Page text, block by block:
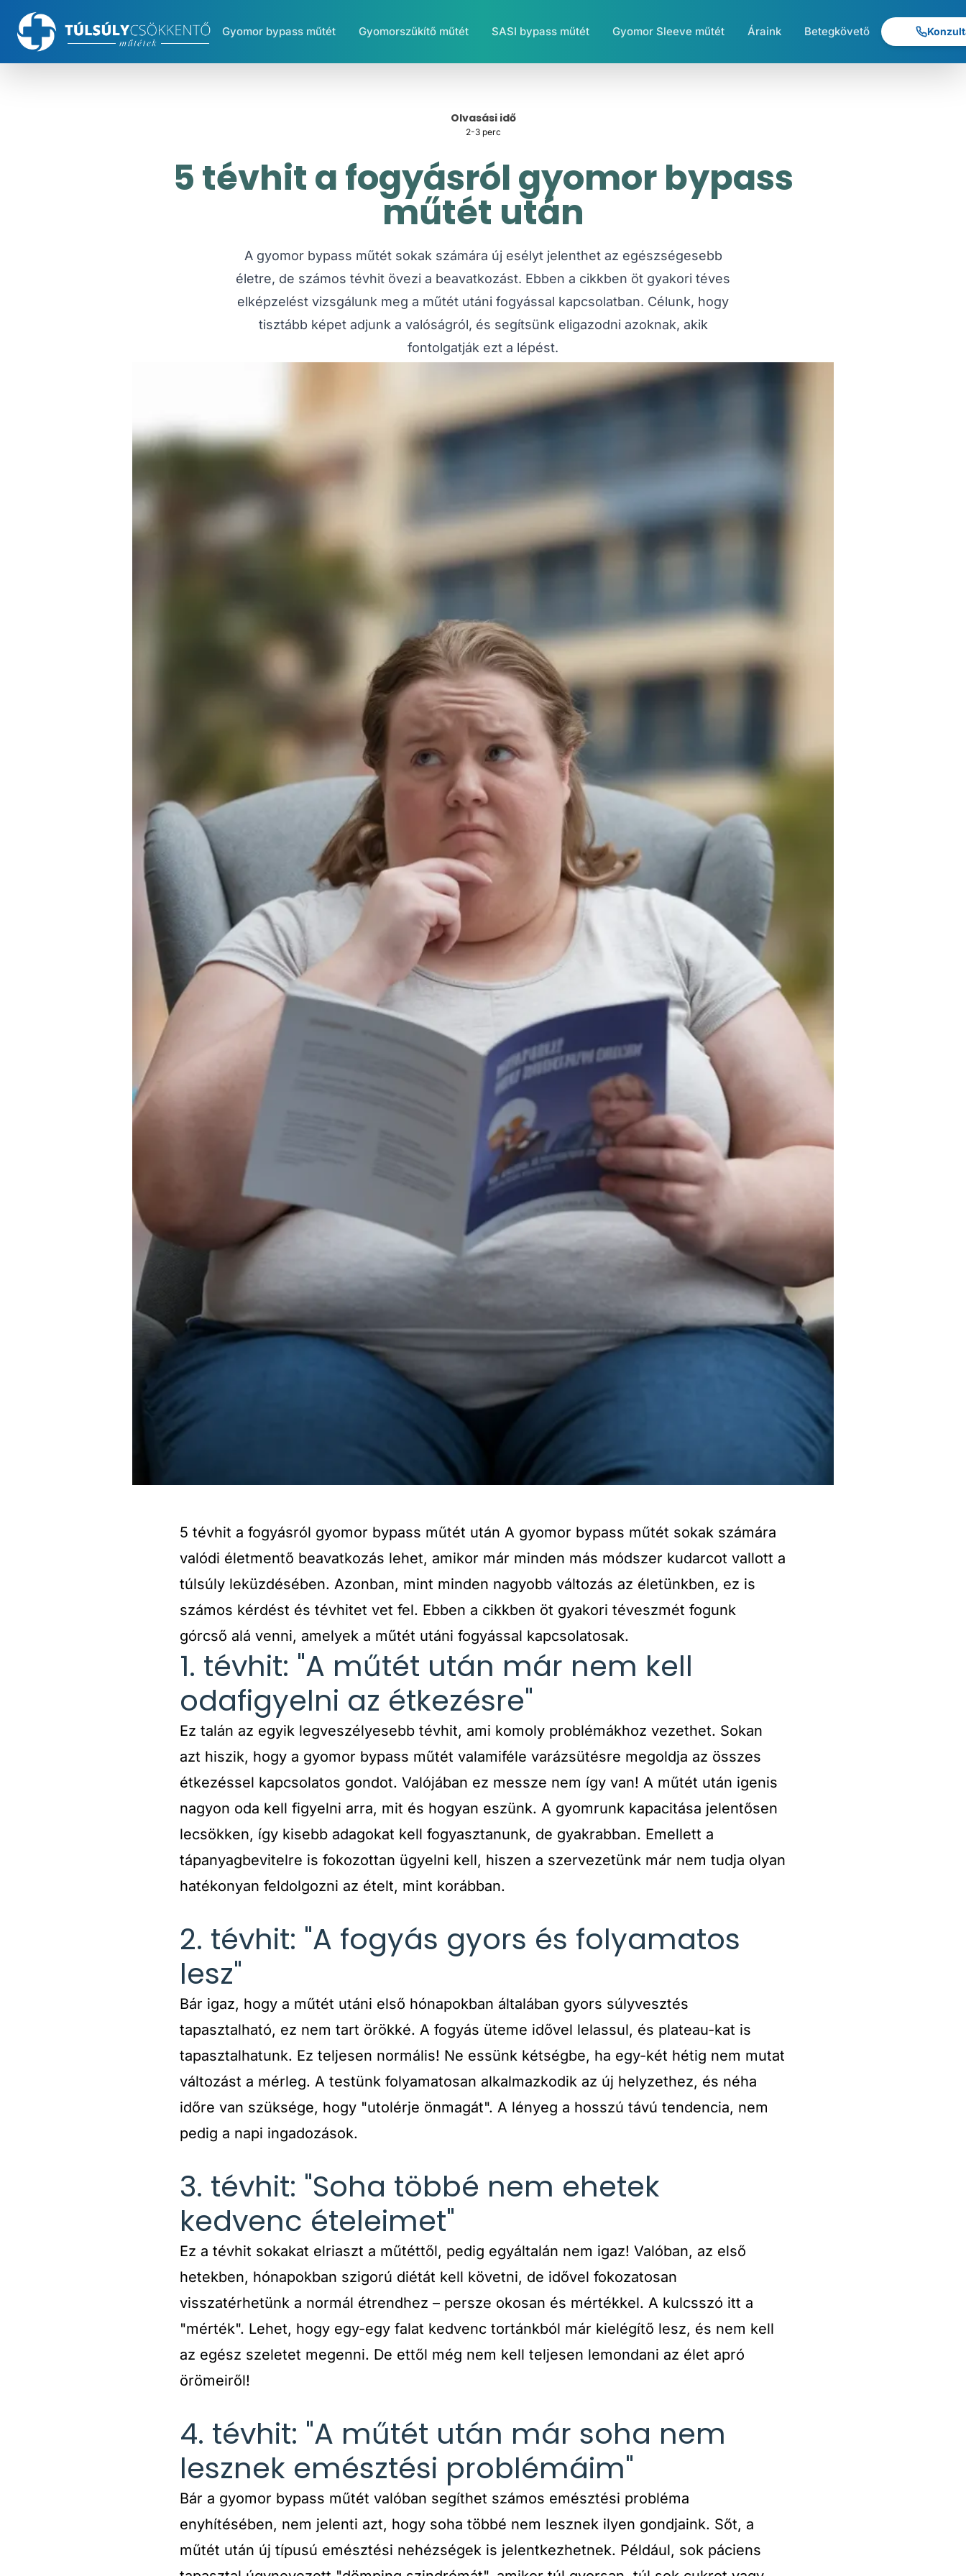
Gyomor bypass műtét Gyomorszűkítő műtét SASI bypass műtét Gyomor Sleeve műtét Áraink Betegkövető
Olvasási idő
2-3 perc
5 tévhit a fogyásról gyomor bypass
műtét után
A gyomor bypass műtét sokak számára új esélyt jelenthet az egészségesebb
életre, de számos tévhit övezi a beavatkozást. Ebben a cikkben öt gyakori téves
elképzelést vizsgálunk meg a műtét utáni fogyással kapcsolatban. Célunk, hogy
tisztább képet adjunk a valóságról, és segítsünk eligazodni azoknak, akik
fontolgatják ezt a lépést.
5 tévhit a fogyásról gyomor bypass műtét után A gyomor bypass műtét sokak számára
valódi életmentő beavatkozás lehet, amikor már minden más módszer kudarcot vallott a
túlsúly leküzdésében. Azonban, mint minden nagyobb változás az életünkben, ez is
számos kérdést és tévhitet vet fel. Ebben a cikkben öt gyakori téveszmét fogunk
górcső alá venni, amelyek a műtét utáni fogyással kapcsolatosak.
1. tévhit: "A műtét után már nem kell
odafigyelni az étkezésre"
Ez talán az egyik legveszélyesebb tévhit, ami komoly problémákhoz vezethet. Sokan
azt hiszik, hogy a gyomor bypass műtét valamiféle varázsütésre megoldja az összes
étkezéssel kapcsolatos gondot. Valójában ez messze nem így van! A műtét után igenis
nagyon oda kell figyelni arra, mit és hogyan eszünk. A gyomrunk kapacitása jelentősen
lecsökken, így kisebb adagokat kell fogyasztanunk, de gyakrabban. Emellett a
tápanyagbevitelre is fokozottan ügyelni kell, hiszen a szervezetünk már nem tudja olyan
hatékonyan feldolgozni az ételt, mint korábban.
2. tévhit: "A fogyás gyors és folyamatos
lesz"
Bár igaz, hogy a műtét utáni első hónapokban általában gyors súlyvesztés
tapasztalható, ez nem tart örökké. A fogyás üteme idővel lelassul, és plateau-kat is
tapasztalhatunk. Ez teljesen normális! Ne essünk kétségbe, ha egy-két hétig nem mutat
változást a mérleg. A testünk folyamatosan alkalmazkodik az új helyzethez, és néha
időre van szüksége, hogy "utolérje önmagát". A lényeg a hosszú távú tendencia, nem
pedig a napi ingadozások.
3. tévhit: "Soha többé nem ehetek
kedvenc ételeimet"
Ez a tévhit sokakat elriaszt a műtéttől, pedig egyáltalán nem igaz! Valóban, az első
hetekben, hónapokban szigorú diétát kell követni, de idővel fokozatosan
visszatérhetünk a normál étrendhez – persze okosan és mértékkel. A kulcsszó itt a
"mérték". Lehet, hogy egy-egy falat kedvenc tortánkból már kielégítő lesz, és nem kell
az egész szeletet megenni. De ettől még nem kell teljesen lemondani az élet apró
örömeiről!
4. tévhit: "A műtét után már soha nem
lesznek emésztési problémáim"
Bár a gyomor bypass műtét valóban segíthet számos emésztési probléma
enyhítésében, nem jelenti azt, hogy soha többé nem lesznek ilyen gondjaink. Sőt, a
műtét után új típusú emésztési nehézségek is jelentkezhetnek. Például, sok páciens